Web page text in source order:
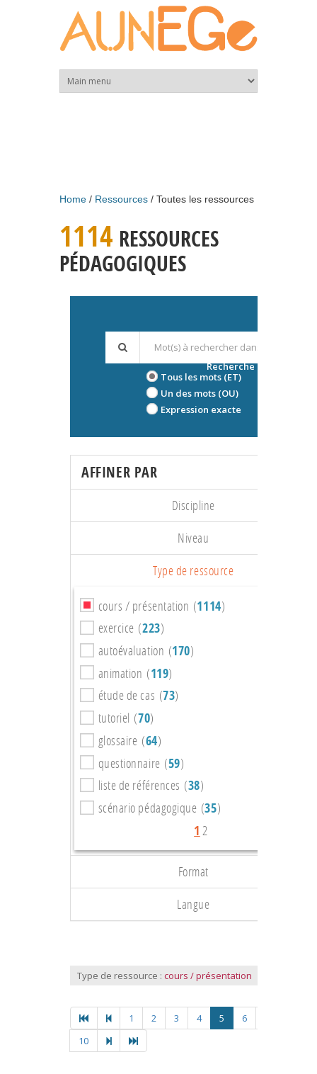
Home Ressources Toutes les ressources
1114 RESSOURCES
PÉDAGOGIQUES
Tous les mots (ET)
Un des mots (OU)
Expression exacte
Recherche avancée
AFFINER PAR
Discipline
Niveau
Type de ressource
cours / présentation (1114)
exercice (223)
autoévaluation (170)
animation (119)
étude de cas (73)
tutoriel (70)
glossaire (64)
questionnaire (59)
liste de références (38)
scénario pédagogique (35)
1 2
Format
Langue
Type de ressource : cours / présentation
1 2 3 4 5 6
10